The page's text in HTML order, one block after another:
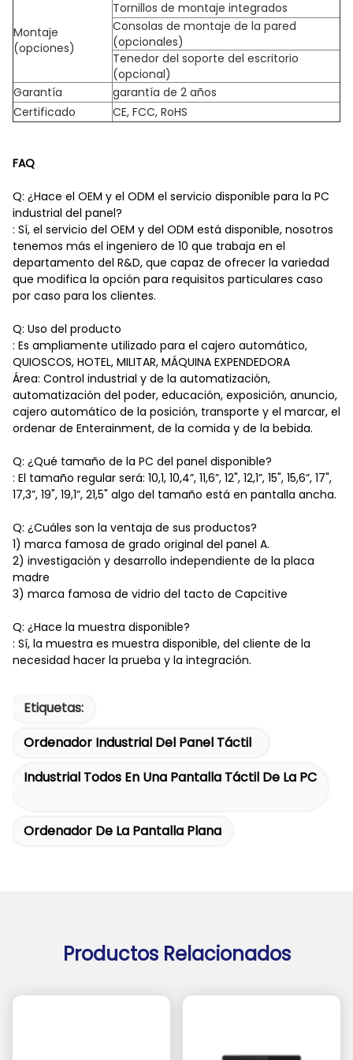
Montaje
(opciones)
Tornillos de montaje integrados
Consolas de montaje de la pared
(opcionales)
Tenedor del soporte del escritorio
(opcional)
Garantía
garantía de 2 años
Certificado
CE, FCC, RoHS
FAQ
Q: ¿Hace el OEM y el ODM el servicio disponible para la PC
industrial del panel?
: Sí, el servicio del OEM y del ODM está disponible, nosotros
tenemos más el ingeniero de 10 que trabaja en el
departamento del R&D, que capaz de ofrecer la variedad
que modifica la opción para requisitos particulares caso
por caso para los clientes.
Q: Uso del producto
: Es ampliamente utilizado para el cajero automático,
QUIOSCOS, HOTEL, MILITAR, MÁQUINA EXPENDEDORA
Área: Control industrial y de la automatización,
automatización del poder, educación, exposición, anuncio,
cajero automático de la posición, transporte y el marcar, el
ordenar de Enterainment, de la comida y de la bebida.
Q: ¿Qué tamaño de la PC del panel disponible?
: El tamaño regular será: 10,1, 10,4”, 11,6”, 12", 12,1”, 15", 15,6”, 17",
17,3”, 19", 19,1”, 21,5" algo del tamaño está en pantalla ancha.
Q: ¿Cuáles son la ventaja de sus productos?
1) marca famosa de grado original del panel A.
2) investigación y desarrollo independiente de la placa
madre
3) marca famosa de vidrio del tacto de Capcitive
Q: ¿Hace la muestra disponible?
: Sí, la muestra es muestra disponible, del cliente de la
necesidad hacer la prueba y la integración.
Etiquetas:
Ordenador Industrial Del Panel Táctil
Industrial Todos En Una Pantalla Táctil De La PC
Ordenador De La Pantalla Plana
Productos Relacionados